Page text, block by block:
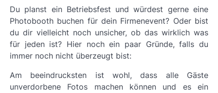
Du planst ein Betriebsfest und würdest gerne eine
Photobooth buchen für dein Firmenevent? Oder bist
du dir vielleicht noch unsicher, ob das wirklich was
für jeden ist? Hier noch ein paar Gründe, falls du
immer noch nicht überzeugt bist:
Am beeindrucksten ist wohl, dass alle Gäste
unverdorbene Fotos machen können und es ein